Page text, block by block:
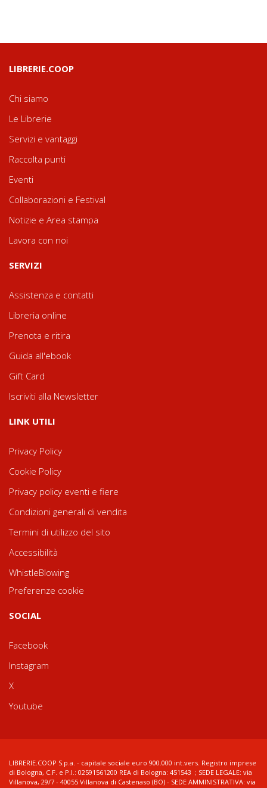
LIBRERIE.COOP
Chi siamo
Le Librerie
Servizi e vantaggi
Raccolta punti
Eventi
Collaborazioni e Festival
Notizie e Area stampa
Lavora con noi
SERVIZI
Assistenza e contatti
Libreria online
Prenota e ritira
Guida all'ebook
Gift Card
Iscriviti alla Newsletter
LINK UTILI
Privacy Policy
Cookie Policy
Privacy policy eventi e fiere
Condizioni generali di vendita
Termini di utilizzo del sito
Accessibilità
WhistleBlowing
Preferenze cookie
SOCIAL
Facebook
Instagram
X
Youtube
LIBRERIE.COOP S.p.a. - capitale sociale euro 900.000 int.vers. Registro imprese
di Bologna, C.F. e P.I.: 02591561200 REA di Bologna: 451543 ; SEDE LEGALE: via
Villanova, 29/7 - 40055 Villanova di Castenaso (BO) - SEDE AMMINISTRATIVA: via